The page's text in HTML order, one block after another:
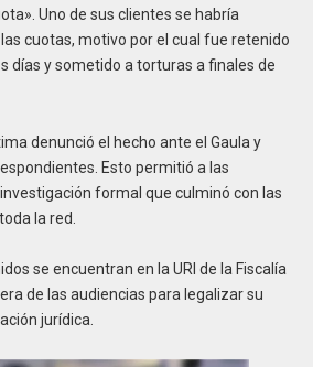
Uno de sus clientes se habría
cuotas, motivo por el cual fue retenido
días y sometido a torturas a finales de
denunció el hecho ante el Gaula y
Esto permitió a las
formal que culminó con las
la red.
se encuentran en la URI de la Fiscalía
de las audiencias para legalizar su
jurídica.